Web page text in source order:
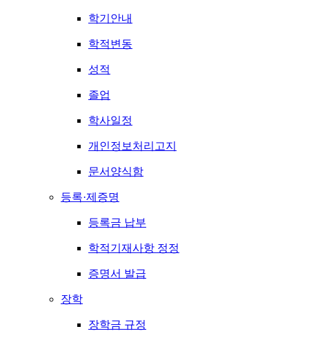
학기안내
학적변동
성적
졸업
학사일정
개인정보처리고지
문서양식함
등록·제증명
등록금 납부
학적기재사항 정정
증명서 발급
장학
장학금 규정